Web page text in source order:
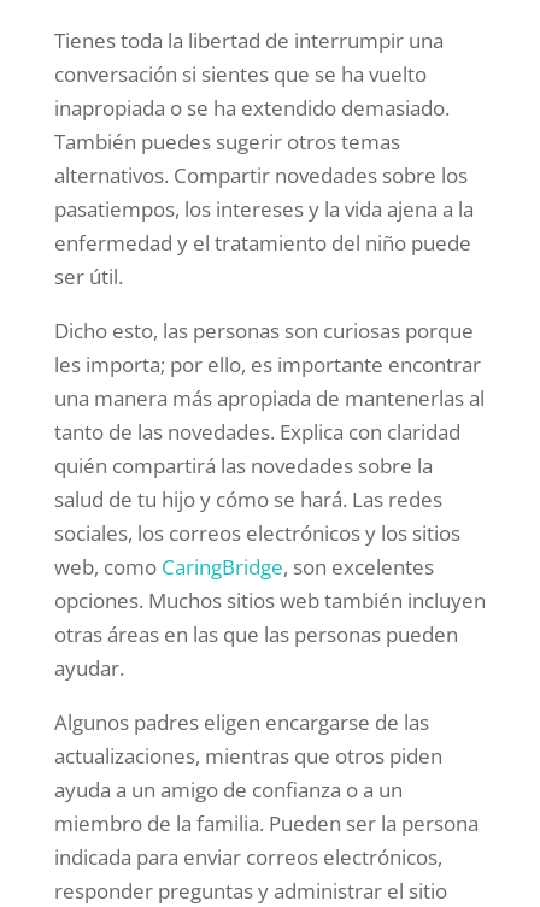
Tienes toda la libertad de interrumpir una
conversación si sientes que se ha vuelto
inapropiada o se ha extendido demasiado.
También puedes sugerir otros temas
alternativos. Compartir novedades sobre los
pasatiempos, los intereses y la vida ajena a la
enfermedad y el tratamiento del niño puede
ser útil.
Dicho esto, las personas son curiosas porque
les importa; por ello, es importante encontrar
una manera más apropiada de mantenerlas al
tanto de las novedades. Explica con claridad
quién compartirá las novedades sobre la
salud de tu hijo y cómo se hará. Las redes
sociales, los correos electrónicos y los sitios
web, como CaringBridge, son excelentes
opciones. Muchos sitios web también incluyen
otras áreas en las que las personas pueden
ayudar.
Algunos padres eligen encargarse de las
actualizaciones, mientras que otros piden
ayuda a un amigo de confianza o a un
miembro de la familia. Pueden ser la persona
indicada para enviar correos electrónicos,
responder preguntas y administrar el sitio